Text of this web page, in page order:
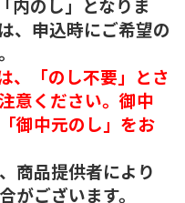
内のし」となりま
、申込時にご希望の
、「のし不要」とさ
意ください。御中
御中元のし」をお
商品提供者により
がございます。